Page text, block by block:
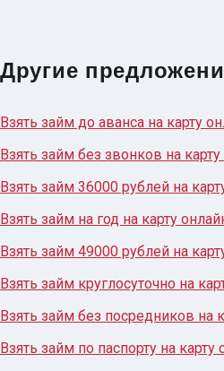
Другие
Взять займ до аванса на карту
Взять займ без звонков на
Взять займ 36000 рублей на
Взять займ на год на карту
Взять займ 49000 рублей на
Взять займ круглосуточно на
Взять займ без посредников на
Взять займ по паспорту на карту